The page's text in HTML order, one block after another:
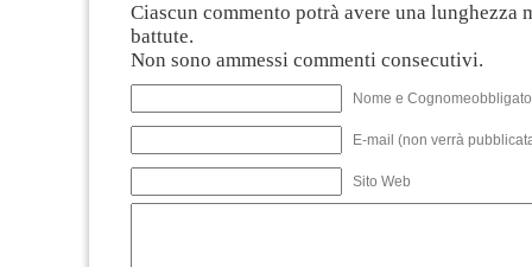
Ciascun commento potrà avere una lunghezza
battute.
Non sono ammessi commenti consecutivi.
Nome e
E-mail (non verrà
Sito Web